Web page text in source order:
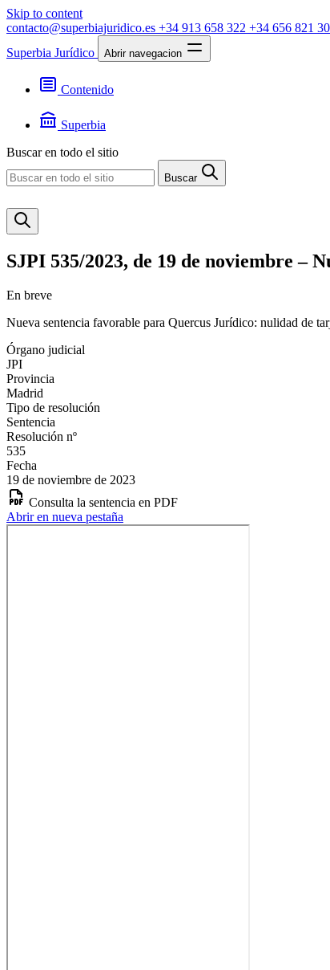
Skip to content
contacto@superbiajuridico.es +34 913 658 322 +34 656 821
Superbia Jurídico
Abrir navegacion
Contenido
Jurisprudencia
Noticias
Superbia
Contacto
Buscar en todo el sitio
Buscar
SJPI 535/2023, de 19 de noviembre –
En breve
Nueva sentencia favorable para Quercus Jurídico: nulidad de
Órgano judicial
JPI
Provincia
Madrid
Tipo de resolución
Sentencia
Resolución nº
535
Fecha
19 de noviembre de 2023
Consulta la sentencia en PDF
Abrir en nueva pestaña